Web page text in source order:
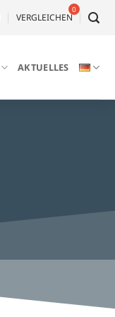
VERGLEICHEN
AKTUELLES